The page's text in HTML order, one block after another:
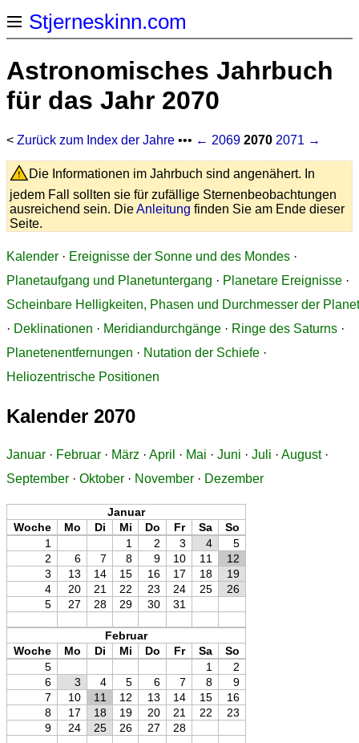
Stjerneskinn.com
Astronomisches Jahrbuch
für das Jahr 2070
< Zurück zum Index der Jahre ••• ← 2069 2070 2071 →
Die Informationen im Jahrbuch sind angenähert. In
jedem Fall sollten sie für zufällige Sternenbeobachtungen
ausreichend sein. DieAnleitung finden Sie am Ende dieser
Seite.
Kalender · Ereignisse der Sonne und des Mondes ·
Planetaufgang und Planetuntergang · Planetare Ereignisse ·
Scheinbare Helligkeiten, Phasen und Durchmesser der
· Deklinationen · Meridiandurchgänge · Ringe des Saturns ·
Planetenentfernungen · Nutation der Schiefe ·
Heliozentrische Positionen
Kalender 2070
Januar · Februar · März · April · Mai · Juni · Juli · August·
September · Oktober · November · Dezember
Januar
Woche
Mo Di Mi Do Fr Sa
So
1
1 2 3 4
5
2
6 7 8 9 10 11
12
3
13 14 15 16 17 18
19
4
20 21 22 23 24 25
26
5
27 28 29 30 31
Februar
Woche
Mo Di Mi Do Fr Sa
So
5
1
2
6
3 4 5 6 7 8
9
7
10 11 12 13 14 15
16
8
17 18 19 20 21 22
23
9
24 25 26 27 28